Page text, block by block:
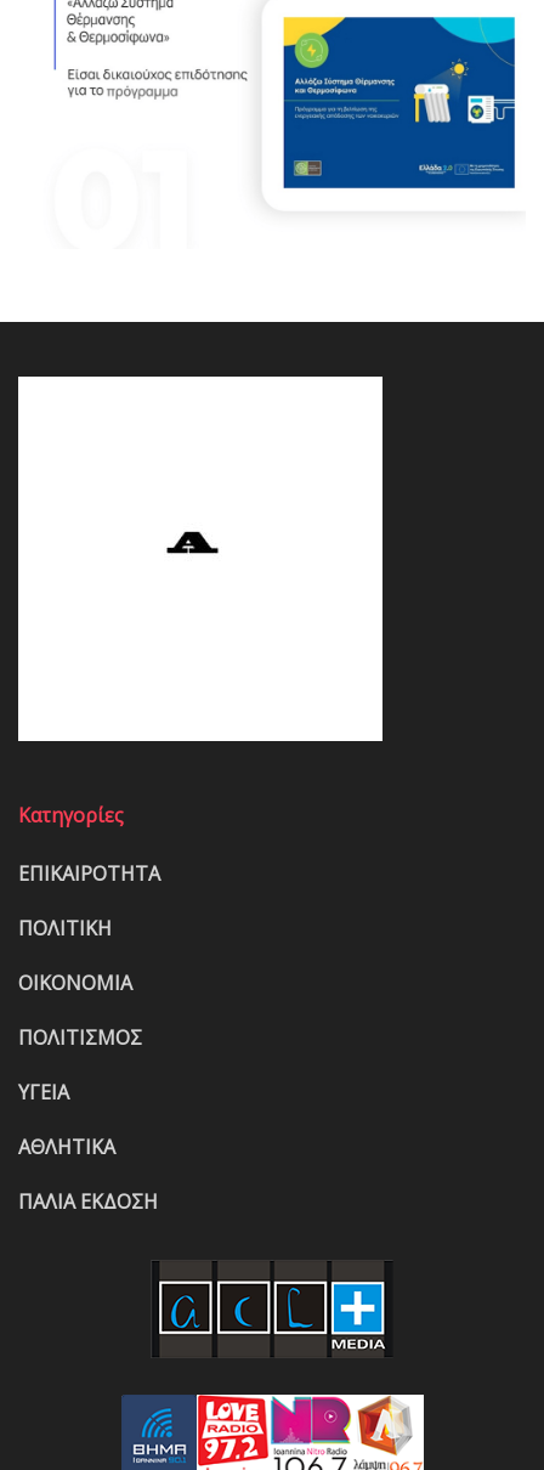
Κατηγορίες
ΕΠΙΚΑΙΡΟΤΗΤΑ
ΠΟΛΙΤΙΚΗ
ΟΙΚΟΝΟΜΙΑ
ΠΟΛΙΤΙΣΜΟΣ
ΥΓΕΙΑ
ΑΘΛΗΤΙΚΑ
ΠΑΛΙΑ ΕΚΔΟΣΗ